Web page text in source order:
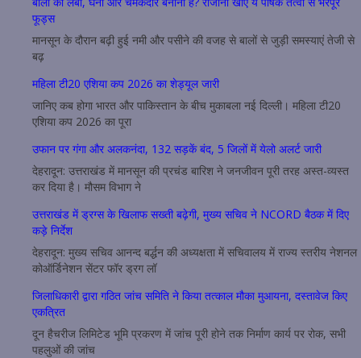
फूड्स
मानसून के दौरान बढ़ी हुई नमी और पसीने की वजह से बालों से जुड़ी समस्याएं तेजी से
बढ़
महिला टी20 एशिया कप 2026 का शेड्यूल जारी
जानिए कब होगा भारत और पाकिस्तान के बीच मुकाबला नई दिल्ली। महिला टी20
एशिया कप 2026 का पूरा
उफान पर गंगा और अलकनंदा, 132 सड़कें बंद, 5 जिलों में येलो अलर्ट जारी
देहरादून: उत्तराखंड में मानसून की प्रचंड बारिश ने जनजीवन पूरी तरह अस्त-व्यस्त
कर दिया है। मौसम विभाग ने
उत्तराखंड में ड्रग्स के खिलाफ सख्ती बढ़ेगी, मुख्य सचिव ने NCORD बैठक में दिए
कड़े निर्देश
देहरादून: मुख्य सचिव आनन्द बर्द्धन की अध्यक्षता में सचिवालय में राज्य स्तरीय नेशनल
कोऑर्डिनेशन सेंटर फॉर ड्रग लॉ
जिलाधिकारी द्वारा गठित जांच समिति ने किया तत्काल मौका मुआयना, दस्तावेज किए
एकत्रित
दून हैचरीज लिमिटेड भूमि प्रकरण में जांच पूरी होने तक निर्माण कार्य पर रोक, सभी
पहलुओं की जांच